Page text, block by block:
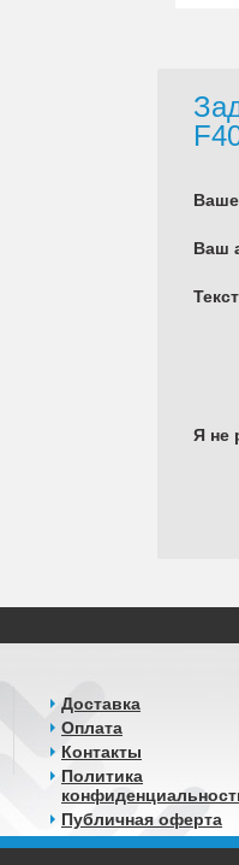
Ваш
Я не
Доставка
Оплата
Контакты
Политика
Публичная оферта